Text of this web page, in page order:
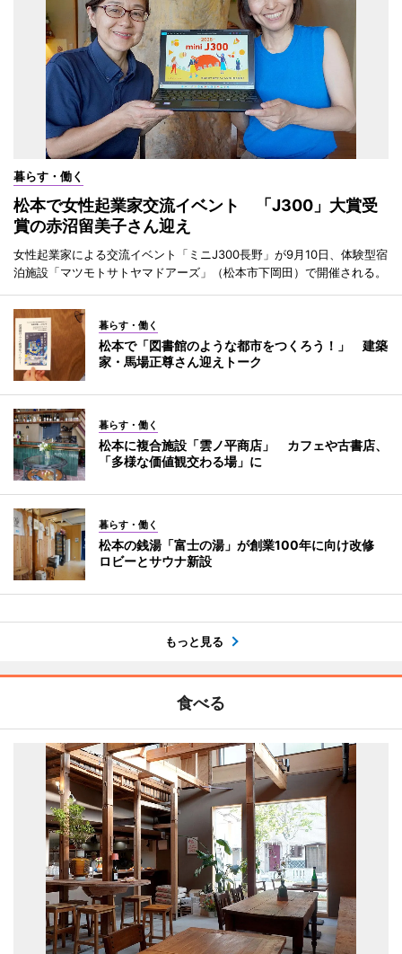
暮らす・働く
松本で女性起業家交流イベント 「J300」大賞受
賞の赤沼留美子さん迎え
女性起業家による交流イベント「ミニJ300長野」が9月10日、体験型宿
泊施設「マツモトサトヤマドアーズ」（松本市下岡田）で開催される。
暮らす・働く
松本で「図書館のような都市をつくろう！」 建築
家・馬場正尊さん迎えトーク
暮らす・働く
松本に複合施設「雲ノ平商店」 カフェや古書店、
「多様な価値観交わる場」に
暮らす・働く
松本の銭湯「富士の湯」が創業100年に向け改修
ロビーとサウナ新設
もっと見る
食べる